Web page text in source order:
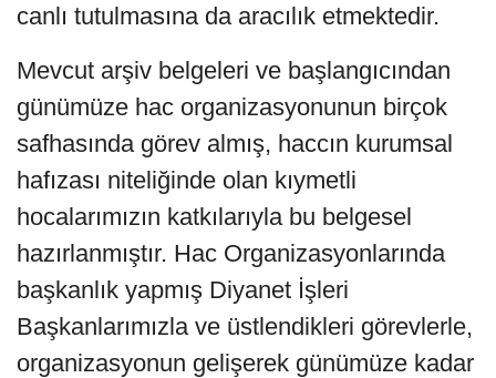
canlı tutulmasına da aracılık etmektedir.
Mevcut arşiv belgeleri ve başlangıcından
günümüze hac organizasyonunun birçok
safhasında görev almış, haccın kurumsal
hafızası niteliğinde olan kıymetli
hocalarımızın katkılarıyla bu belgesel
hazırlanmıştır. Hac Organizasyonlarında
başkanlık yapmış Diyanet İşleri
Başkanlarımızla ve üstlendikleri görevlerle,
organizasyonun gelişerek günümüze kadar